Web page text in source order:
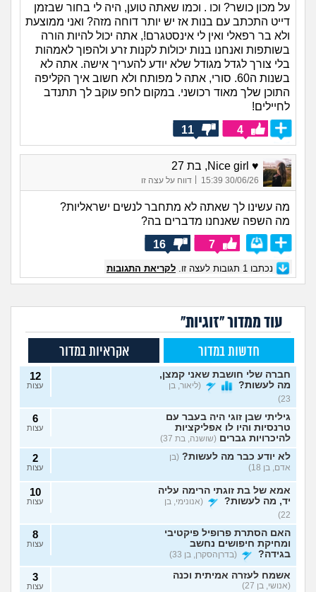
על מכון כושר? וכו . וכמו שאתה טוען, היה לי בחור שבזמן
דייט התכתב עם בנות אז יש יותר דוחה מזה? ואני ממוצעת
ולא בר רפאלי ואין לי אינסטגרם!, אתה יכול להיות הורה
בשותפות ואנחנו בנות יכולות לקנות זרע ולהפוך לאמהות
בלי צורך לגדל מגודל שלא יודע להעריך אישה. אתה לא
בשנות ה60. סורי, אתה ל מפותח ולא חשוב איך הקליפה
התוכן שלך מאוד רכושני. במקום לחפ עוקב לך תתנדב
לחיילים!
4
11
♥ Nice girl, בת 27
30/06/26 15:39
| דווח על עצה זו
מה עשינו לך שאתה לא מתחבר לנשים ישראליות?
מה השפה שאנחנו מדברים בה?
7
16
נכתבו 1 תגובות לעצה זו. לקריאת התגובות
עוד ממדור "זוגיות"
חדשות במדור אקראיות במדור
חברה שלי חושבת שאני קמצן,
מה לעשות?
(ליאור, בן
23)
12
עצות
גיליתי שבן זוגי היה בעבר עם
טרנסיות והיו לו אפליקציות
להיכרויות גברים (שושנה, בת 37)
6
עצות
לא יודע כבר מה לעשות? (בן
אדם, בן 18)
2
עצות
אמא של בת זוגתי הרימה עליה
יד, מה לעשות?
(אנונימי, בן
22)
10
עצות
האם הסתרת פרופיל פיקטיבי
ומחיקת חיפושים נחשב
בגידה?
(בדרןהסקרן, בן 33)
8
עצות
אשמח לעזרה אמיתית וכנה
(אנושי, בן 27)
3
עצות